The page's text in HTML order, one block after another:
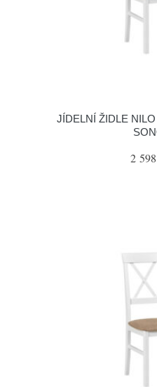
JÍDELNÍ ŽIDLE
2